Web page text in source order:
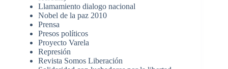
Llamamiento dialogo nacional
Nobel de la paz 2010
Prensa
Presos políticos
Proyecto Varela
Represión
Revista Somos Liberación